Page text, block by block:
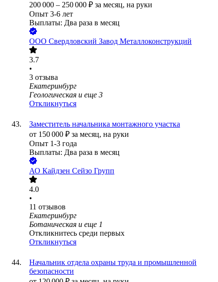
200 000 – 250 000 ₽ за месяц, на руки
Опыт 3-6 лет
Выплаты: Два раза в месяц
ООО Свердловский Завод Металлоконструкций
3.7
•
3 отзыва
Екатеринбург
Геологическая и еще 3
Откликнуться
Заместитель начальника монтажного участка
от 150 000 ₽ за месяц, на руки
Опыт 1-3 года
Выплаты: Два раза в месяц
АО Кайдзен Сейзо Групп
4.0
•
11 отзывов
Екатеринбург
Ботаническая и еще 1
Откликнитесь среди первых
Откликнуться
Начальник отдела охраны труда и промышленной
безопасности